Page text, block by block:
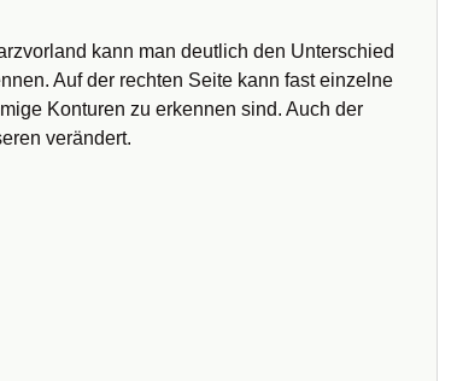
kann man deutlich den Unterschied
Auf der rechten Seite kann fast einzelne
Konturen zu erkennen sind. Auch der
verändert.